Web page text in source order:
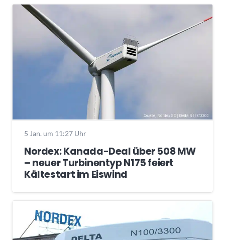
5 Jan. um 11:27 Uhr
Nordex: Kanada-Deal über 508 MW
– neuer Turbinentyp N175 feiert
Kältestart im Eiswind